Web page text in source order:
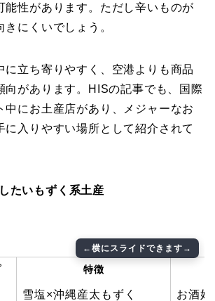
能性があります。ただし辛いものが
にくいでしょう。
に立ち寄りやすく、空港よりも商品
向があります。HISの記事でも、国際
中にお土産店があり、メジャーなお
に入りやすい場所として紹介されて
たいもずく系土産
特徴
雪塩×沖縄産太もずく お酒